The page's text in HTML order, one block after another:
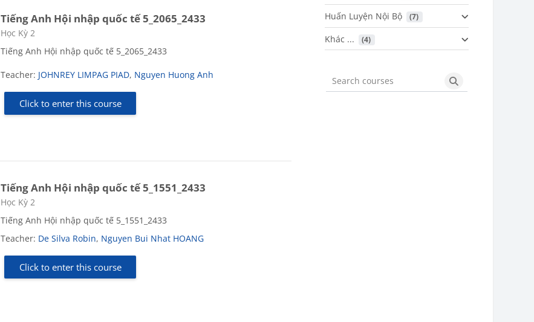
Tiếng Anh Hội nhập quốc tế 5_2065_2433
Course category
Học Kỳ 2
Tiếng Anh Hội nhập quốc tế 5_2065_2433
Teacher: JOHNREY LIMPAG PIAD, Nguyen Huong Anh
Click to enter this course
Tiếng Anh Hội nhập quốc tế 5_1551_2433
Course category
Học Kỳ 2
Tiếng Anh Hội nhập quốc tế 5_1551_2433
Teacher: De Silva Robin, Nguyen Bui Nhat HOANG
Click to enter this course
Huấn Luyện Nội Bộ (7)
Khác ... (4)
Search courses Search courses